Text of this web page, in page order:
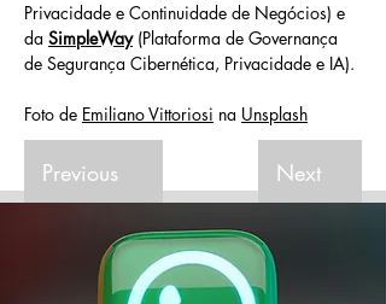
Privacidade e Continuidade de Negócios) e
da SimpleWay (Plataforma de Governança
de Segurança Cibernética, Privacidade e IA).
Foto de Emiliano Vittoriosi na Unsplash
Previous Next